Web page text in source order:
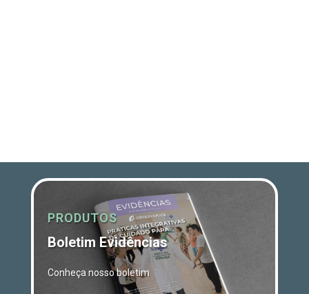
PRODUTOS
Boletim Evidências
Conheça nosso boletim